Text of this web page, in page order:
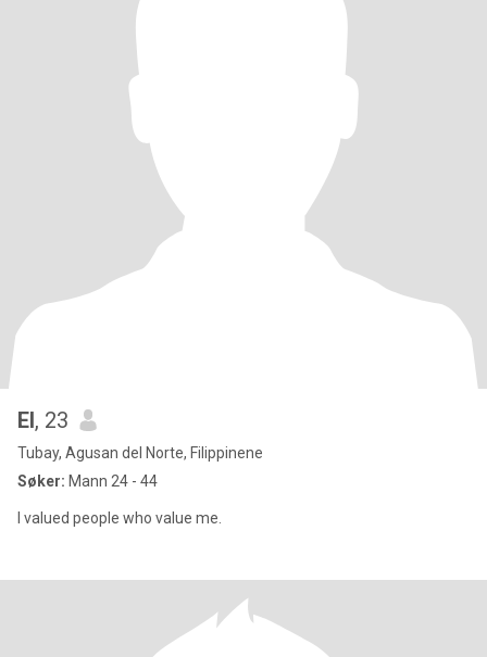
El, 23
Tubay, Agusan del Norte, Filippinene
Søker: Mann 24 - 44
I valued people who value me.